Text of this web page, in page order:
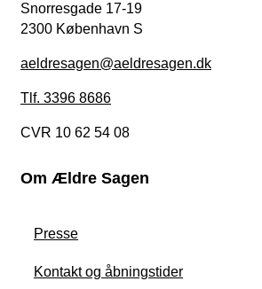
Snorresgade 17-19
2300 København S
aeldresagen@aeldresagen.dk
Tlf. 3396 8686
CVR 10 62 54 08
Om Ældre Sagen
Presse
Kontakt og åbningstider